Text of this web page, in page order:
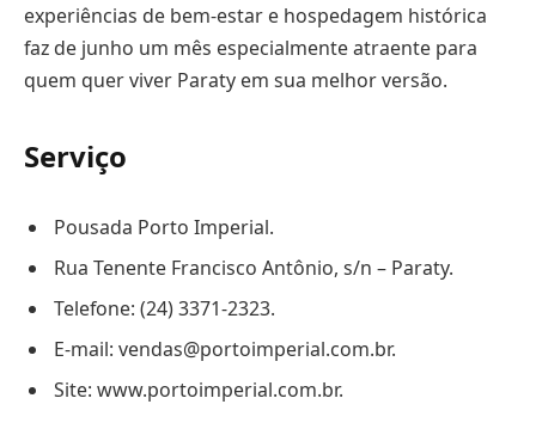
experiências de bem-estar e hospedagem histórica
faz de junho um mês especialmente atraente para
quem quer viver Paraty em sua melhor versão.
Serviço
Pousada Porto Imperial.
Rua Tenente Francisco Antônio, s/n – Paraty.
Telefone: (24) 3371-2323.
E-mail: vendas@portoimperial.com.br.
Site: www.portoimperial.com.br.